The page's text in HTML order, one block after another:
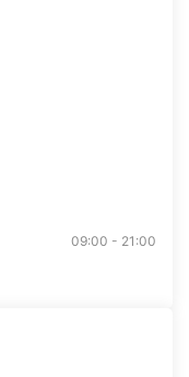
09:00 - 21:00